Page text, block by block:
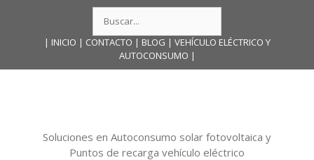
contenido
| INICIO | CONTACTO | BLOG | VEHÍCULO ELÉCTRICO Y
AUTOCONSUMO |
Soluciones en Autoconsumo solar fotovoltaica y
Puntos de recarga vehículo eléctrico